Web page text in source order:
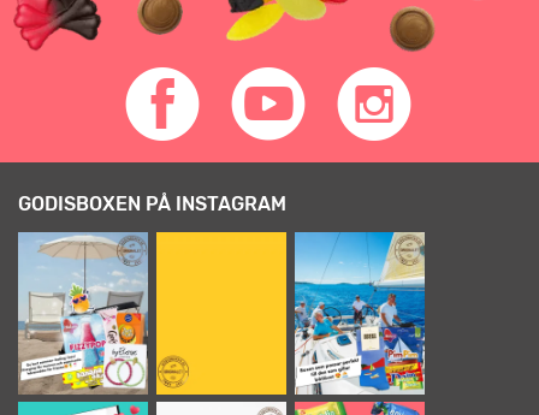
GODISBOXEN PÅ INSTAGRAM